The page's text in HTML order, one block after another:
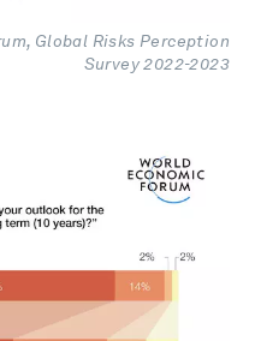
Global Risks Perception
Survey 2022-2023